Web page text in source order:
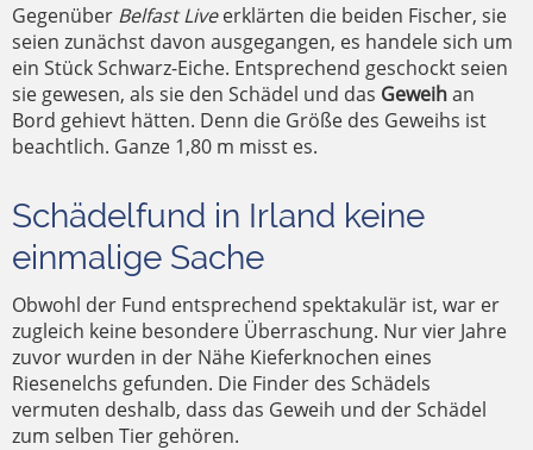
Gegenüber Belfast Liveerklärten die beiden Fischer, sie
seien zunächst davon ausgegangen, es handele sich um
ein Stück Schwarz-Eiche. Entsprechend geschockt seien
sie gewesen, als sie den Schädel und das Geweihan
Bord gehievt hätten. Denn die Größe des Geweihs ist
beachtlich. Ganze 1,80 m misst es.
Schädelfund in Irland keine
einmalige Sache
Obwohl der Fund entsprechend spektakulär ist, war er
zugleich keine besondere Überraschung. Nur vier Jahre
zuvor wurden in der Nähe Kieferknochen eines
Riesenelchs gefunden. Die Finder des Schädels
vermuten deshalb, dass das Geweih und der Schädel
zum selben Tier gehören.